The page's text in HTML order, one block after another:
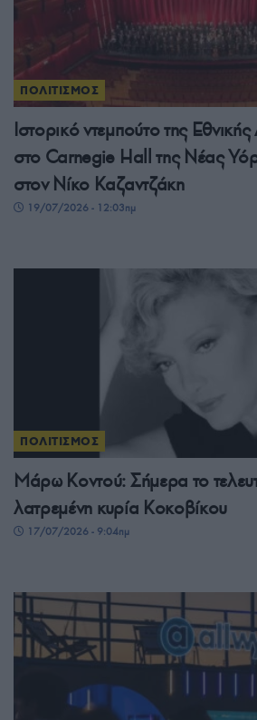
ΠΟΛΙΤΙΣΜΟΣ
Ιστορικό ντεμπούτο της
στο Carnegie Hall της Νέας
στον Νίκο Καζαντζάκη
19/07/2026 - 12:03πμ
ΠΟΛΙΤΙΣΜΟΣ
Μάρω Κοντού: Σήμερα το
λατρεμένη κυρία Κοκοβίκου
17/07/2026 - 9:04πμ